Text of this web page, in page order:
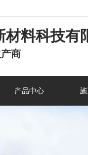
材料科技有
商
产品中心